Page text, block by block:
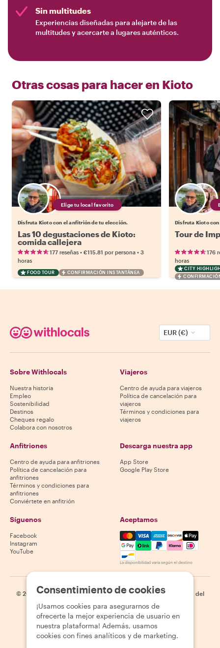
Sin multitudes
Experiencias diseñadas para alejarte de las
multitudes y acercarte a lugares auténticos.
Otras cosas para hacer en Kioto
Elige tu local favorito
Disfruta Kioto con el anfitrión de tu elección.
Las 10 degustaciones de Kioto:
comida callejera
177 reseñas • €115.81 por persona • 3
horas
FOOD TOUR CONFIRMACIÓN INSTANTÁNEA
Disfruta Kioto
Tour de
176
horas
CITY
EUR (€)
Sobre Withlocals
Nuestra historia
Empleo
Sostenibilidad
Destinos
Cheques regalo
Colabora con nosotros
Viajeros
Centro de ayuda para viajeros
Política de cancelación para
viajeros
Términos y condiciones para
viajeros
Anfitriones
Centro de ayuda para anfitriones
Política de cancelación para
anfitriones
Términos y condiciones para
anfitriones
Conviértete en anfitrión
Descarga nuestra app
App Store
Google Play Store
Síguenos
Facebook
Instagram
YouTube
Aceptamos
Mastercard, Visa, Amex,
La disponibilidad varía según el destino
© 2026 Withlocals.com | Política de privacidad | Cookies
Mapa del
Consentimiento de cookies
¡Usamos cookies para asegurarnos de
ofrecerte la mejor experiencia de usuario en
nuestra plataforma! Además, usamos
cookies con fines analíticos y de marketing.